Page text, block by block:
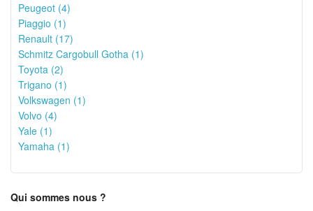
Peugeot (4)
Piaggio (1)
Renault (17)
Schmitz Cargobull Gotha (1)
Toyota (2)
Trigano (1)
Volkswagen (1)
Volvo (4)
Yale (1)
Yamaha (1)
Qui sommes nous ?